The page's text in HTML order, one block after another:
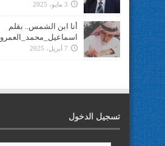
3 مايو، 2025
أنا ابن الشمس.. بقلم
اسماعيل_محمد_العمرو
7 أبريل، 2025
تسجيل الدخول